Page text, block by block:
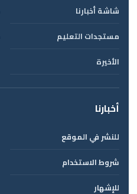
شاشة أخبارنا
مستجدات التعليم
الأخيرة
أخبارنا
للنشر في الموقع
شروط الاستخدام
للإشهار